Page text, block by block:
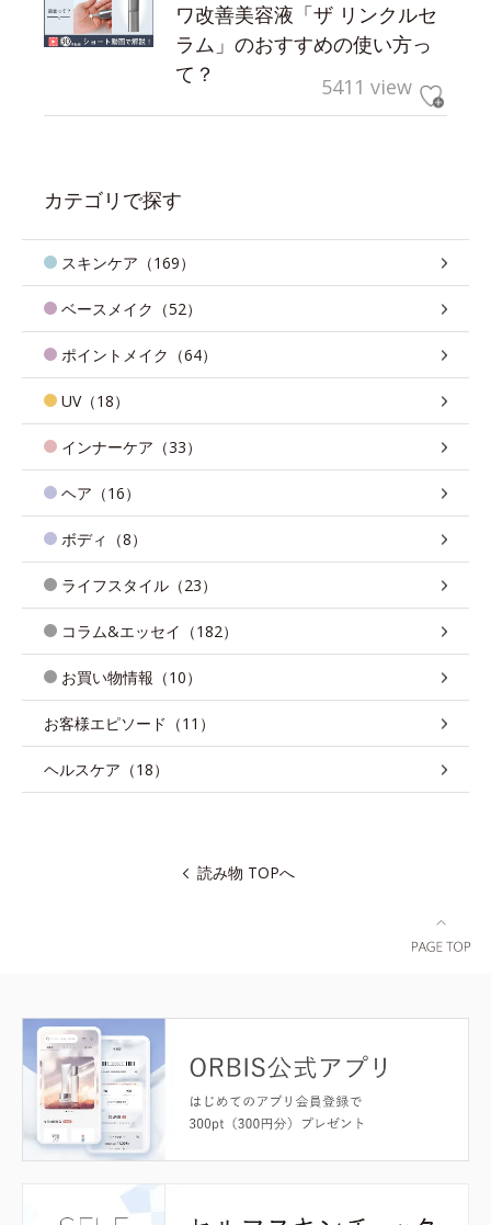
ワ改善美容液「ザ リンクルセ
ラム」のおすすめの使い方っ
て？
5411 view
カテゴリで探す
スキンケア（169）
ベースメイク（52）
ポイントメイク（64）
UV（18）
インナーケア（33）
ヘア（16）
ボディ（8）
ライフスタイル（23）
コラム&エッセイ（182）
お買い物情報（10）
お客様エピソード（11）
ヘルスケア（18）
読み物 TOPへ